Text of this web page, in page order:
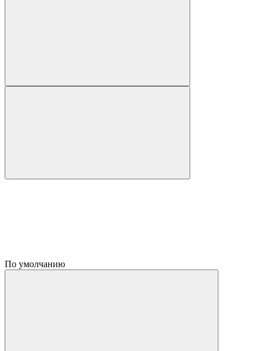
По умолчанию